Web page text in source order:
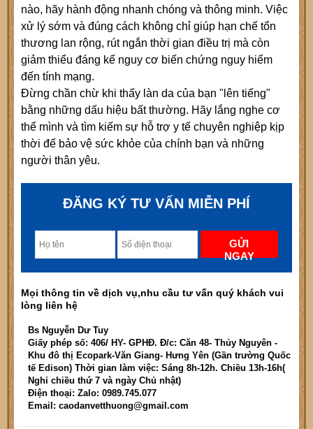
nào, hãy hành động nhanh chóng và thông minh. Việc
xử lý sớm và đúng cách không chỉ giúp hạn chế tổn
thương lan rộng, rút ngắn thời gian điều trị mà còn
giảm thiểu đáng kể nguy cơ biến chứng nguy hiểm
đến tính mạng.
Đừng chần chừ khi thấy làn da của bạn "lên tiếng"
bằng những dấu hiệu bất thường. Hãy lắng nghe cơ
thể mình và tìm kiếm sự hỗ trợ y tế chuyên nghiệp kịp
thời để bảo vệ sức khỏe của chính bạn và những
người thân yêu.
ĐĂNG KÝ TƯ VẤN MIỄN PHÍ
GỬI
NGAY
Mọi thông tin về dịch vụ,nhu cầu tư vấn quý khách vui
lòng liên hệ
Bs Nguyễn Dư Tuy
Giấy phép số: 406/ HY- GPHĐ. Đ/c: Căn 48- Thủy Nguyên -
Khu đô thị Ecopark-Văn Giang- Hưng Yên (Gần trường Quốc
tế Edison) Thời gian làm việc: Sáng 8h-12h. Chiều 13h-16h(
Nghỉ chiều thứ 7 và ngày Chủ nhật)
Điện thoại: Zalo: 0989.745.077
Email: caodanvetthuong@gmail.com